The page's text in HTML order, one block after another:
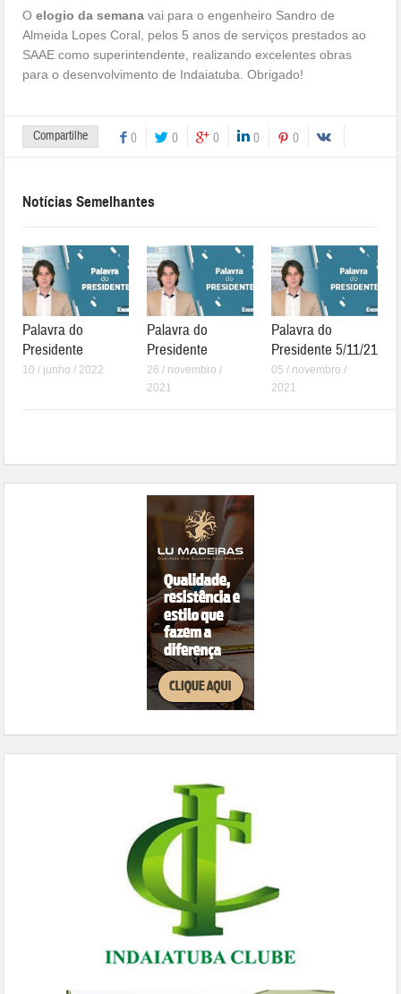
Oelogio da semana vai para o engenheiro Sandro de
Almeida Lopes Coral, pelos 5 anos de serviços prestados ao
SAAE como superintendente, realizando excelentes obras
para o desenvolvimento de Indaiatuba. Obrigado!
Compartilhe 0 0 0 0 0
Notícias Semelhantes
Palavra do
Presidente
10 / junho / 2022
Palavra do
Presidente
26 / novembro /
2021
Palavra do
Presidente 5/11/21
05 / novembro /
2021